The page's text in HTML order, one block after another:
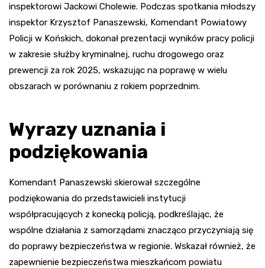
inspektorowi Jackowi Cholewie. Podczas spotkania młodszy
inspektor Krzysztof Panaszewski, Komendant Powiatowy
Policji w Końskich, dokonał prezentacji wyników pracy policji
w zakresie służby kryminalnej, ruchu drogowego oraz
prewencji za rok 2025, wskazując na poprawę w wielu
obszarach w porównaniu z rokiem poprzednim.
Wyrazy uznania i
podziękowania
Komendant Panaszewski skierował szczególne
podziękowania do przedstawicieli instytucji
współpracujących z konecką policją, podkreślając, że
wspólne działania z samorządami znacząco przyczyniają się
do poprawy bezpieczeństwa w regionie. Wskazał również, że
zapewnienie bezpieczeństwa mieszkańcom powiatu